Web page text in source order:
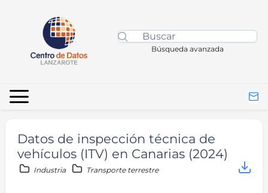
Búsqueda avanzada
Datos de inspección técnica de
vehículos (ITV) en Canarias (2024)
Industria Transporte terrestre